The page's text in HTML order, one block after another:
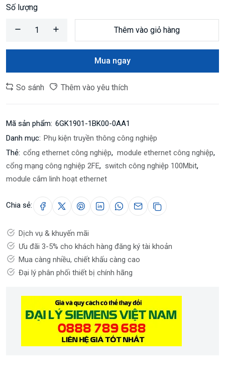
Số lượng
Thêm vào giỏ hàng
Mua ngay
So sánh Thêm vào yêu thích
Mã sản phẩm: 6GK1901-1BK00-0AA1
Danh mục: Phụ kiện truyền thông công nghiệp
Thẻ: cổng ethernet công nghiệp, module ethernet công nghiệp,
cổng mạng công nghiệp 2FE, switch công nghiệp 100Mbit,
module cắm linh hoạt ethernet
Chia sẻ:
Dịch vụ & khuyến mãi
Ưu đãi 3-5% cho khách hàng đăng ký tài khoản
Mua càng nhiều, chiết khấu càng cao
Đại lý phân phối thiết bị chính hãng